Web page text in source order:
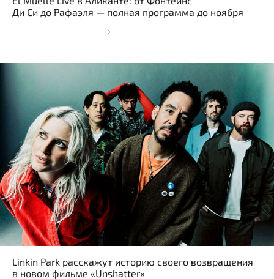
Ди Си до Рафаэля — полная программа до ноября
Linkin Park расскажут историю своего возвращения
в новом фильме «Unshatter»